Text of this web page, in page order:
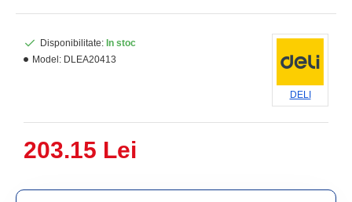
203.15 Lei
Disponibilitate: In stoc
Model: DLEA20413
DELI